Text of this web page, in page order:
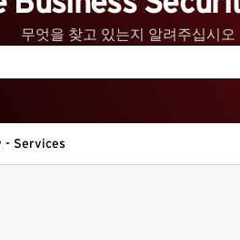
무엇을 찾고 있는지 알려주십시오
- Services